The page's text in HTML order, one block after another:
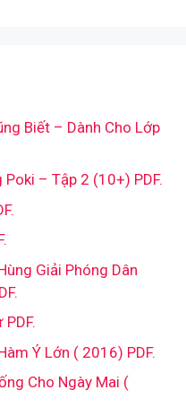
Biết – Dành Cho Lớp
– Tập 2 (10+) PDF.
Giải Phóng Dân
Ý Lớn ( 2016) PDF.
Cho Ngày Mai (